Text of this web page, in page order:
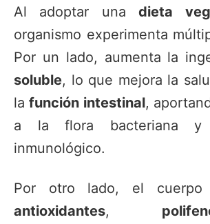
Al adoptar unadieta
organismo experimenta
Por un lado, aumenta la
soluble, lo que mejora la
lafunción intestinal,
a la flora bacteriana y
inmunológico.
Por otro lado, el cuerpo
antioxidantes,